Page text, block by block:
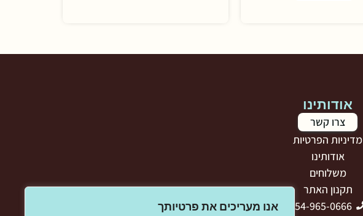
אנו מעריכים את פרטיותך
אודותינו
צרו קשר
מדיניות הפרטיות
אודותינו
משלוחים
תקנון האתר
054-965-0666